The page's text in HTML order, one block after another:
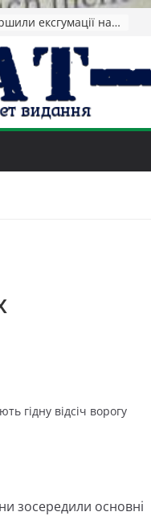
НАТО назвав обсяг допомоги Києву на 2026-2027 роки
гідну відсіч ворогу
зосередили основні